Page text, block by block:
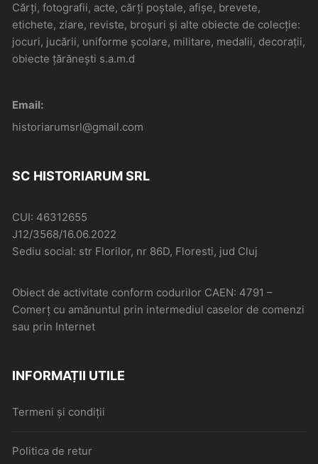
Cărți, fotografii, acte, cărți poștale, afișe, brevete,
etichete, ziare, reviste, broșuri și alte obiecte de colecție:
jocuri, jucării, uniforme școlare, militare, medalii, decorații,
obiecte țărănești s.a.m.d
Email:
historiarumsrl@gmail.com
SC HISTORIARUM SRL
CUI: 46312655
J12/3568/16.06.2022
Sediu social: str Florilor, nr 86D, Floresti, jud Cluj
Obiect de activitate conform codurilor CAEN: 4791 –
Comerţ cu amănuntul prin intermediul caselor de comenzi
sau prin Internet
INFORMAȚII UTILE
Termeni și condiții
Politica de retur